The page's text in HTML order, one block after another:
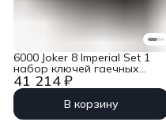
41 214 ₽
6000 Joker 8 Imperial Set 1
набор ключей гаечных
комбинированных с
трещоткой, 8 пр., 5/16-
3/4&quot; Wera WE-020012
В корзину